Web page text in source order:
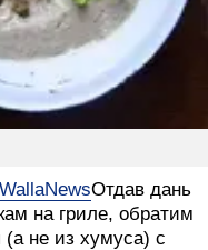
WallaNewsОтдав дань
на гриле, обратим
не из хумуса) с